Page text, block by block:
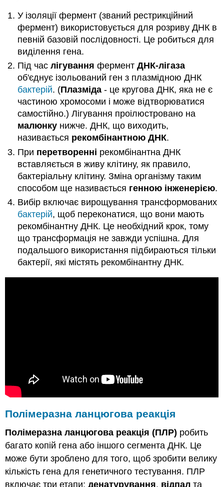
У ізоляції фермент (званий рестрикційний
фермент) використовується для розриву ДНК в
певній базовій послідовності. Це робиться для
виділення гена.
Під часлігування ферментДНК-лігаза
об'єднує ізольований ген з плазмідною ДНК
бактерій. (Плазміда - це кругова ДНК, яка не є
частиною хромосоми і може відтворюватися
самостійно.) Лігування проілюстровано на
малюнку нижче. ДНК, що виходить,
називається рекомбінантною ДНК.
При перетворенні рекомбінантна ДНК
вставляється в живу клітину, як правило,
бактеріальну клітину. Зміна організму таким
способом ще називається генною інженерією.
Вибір включає вирощування трансформованих
бактерій, щоб переконатися, що вони мають
рекомбінантну ДНК. Це необхідний крок, тому
що трансформація не завжди успішна. Для
подальшого використання підбираються тільки
бактерії, які містять рекомбінантну ДНК.
Полімеразна ланцюгова реакція
Полімеразна ланцюгова реакція (ПЛР) робить
багато копій гена або іншого сегмента ДНК. Це
може бути зроблено для того, щоб зробити велику
кількість гена для генетичного тестування. ПЛР
включає три етапи:денатурування, відпал та